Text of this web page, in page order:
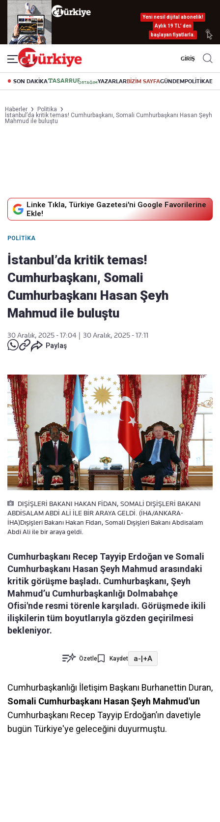
Yeni nesil dijital abonelik!
Aylık 19 TL’ den
başlayan fiyatlarla.
GİRİŞ
SON DAKİKA YAZARLARBİZİM SAYFAGÜNDEMPOLİTİKA
Haberler
Politika
İstanbul’da kritik temas! Cumhurbaşkanı, Somali Cumhurbaşkanı Hasan Şeyh
Mahmud ile buluştu
Linke Tıkla, Türkiye Gazetesi'ni Google Favorilerine
Ekle!
POLITIKA
İstanbul’da kritik temas!
Cumhurbaşkanı, Somali
Cumhurbaşkanı Hasan Şeyh
Mahmud ile buluştu
30 Aralık, 2025 - 17:04
30 Aralık, 2025 - 17:11
Paylaş
DIŞİŞLERİ BAKANI HAKAN FİDAN, SOMALİ DIŞİŞLERİ BAKANI
ABDİSALAM ABDİ ALİ İLE BİR ARAYA GELDİ. (İHA/ANKARA-
İHA)Dışişleri Bakanı Hakan Fidan, Somali Dışişleri Bakanı Abdisalam
Abdi Ali ile bir araya geldi.
Cumhurbaşkanı Recep Tayyip Erdoğan ve Somali
Cumhurbaşkanı Hasan Şeyh Mahmud arasındaki
kritik görüşme başladı. Cumhurbaşkanı, Şeyh
Mahmud’u Cumhurbaşkanlığı Dolmabahçe
Ofisi'nde resmi törenle karşıladı. Görüşmede ikili
ilişkilerin tüm boyutlarıyla gözden geçirilmesi
bekleniyor.
Özetle Kaydet a-|+A
Cumhurbaşkanlığı İletişim Başkanı Burhanettin Duran,
Somali Cumhurbaşkanı Hasan Şeyh Mahmud'un
Cumhurbaşkanı Recep Tayyip Erdoğan’ın davetiyle
bugün Türkiye'ye geleceğini duyurmuştu.